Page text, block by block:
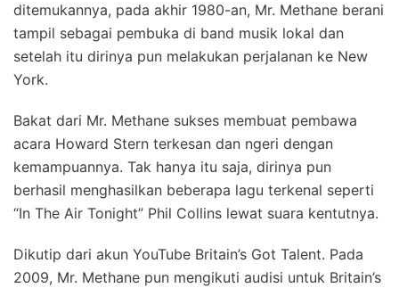
ditemukannya, pada akhir 1980-an, Mr. Methane berani
tampil sebagai pembuka di band musik lokal dan
setelah itu dirinya pun melakukan perjalanan ke New
York.
Bakat dari Mr. Methane sukses membuat pembawa
acara Howard Stern terkesan dan ngeri dengan
kemampuannya. Tak hanya itu saja, dirinya pun
berhasil menghasilkan beberapa lagu terkenal seperti
“In The Air Tonight” Phil Collins lewat suara kentutnya.
Dikutip dari akun YouTube Britain’s Got Talent. Pada
2009, Mr. Methane pun mengikuti audisi untuk Britain’s